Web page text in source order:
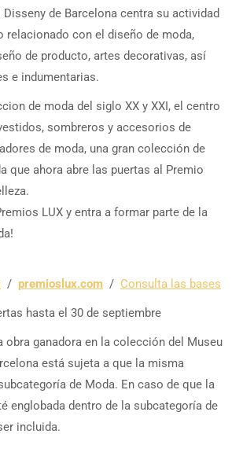
de Barcelona centra su actividad
relacionado con el diseño de moda,
de producto, artes decorativas, así
e indumentarias.
de moda del siglo XX y XXI, el centro
sombreros y accesorios de
de moda, una gran colección de
que ahora abre las puertas al Premio
LUX y entra a formar parte de la
/ premioslux.com / Consulta las bases
hasta el 30 de septiembre
obra ganadora en la colección del Museu
está sujeta a que la misma
de Moda. En caso de que la
englobada dentro de la subcategoría de
incluida.